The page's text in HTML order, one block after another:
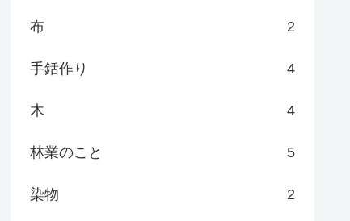
布 2
手銛作り 4
木 4
林業のこと 5
染物 2